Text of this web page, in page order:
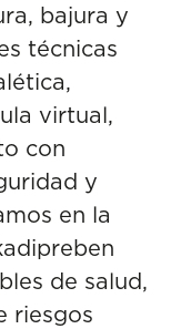
bajura y
técnicas
virtual,
con
y
en la
de salud,
riesgos